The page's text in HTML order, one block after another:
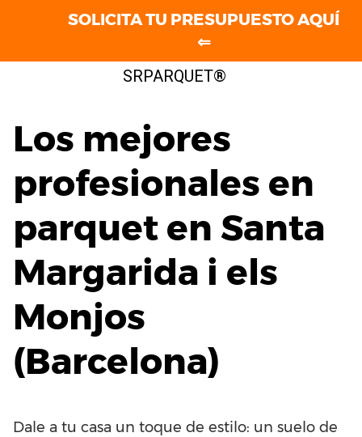
SRPARQUET®
Los mejores
profesionales en
parquet en Santa
Margarida i els
Monjos
(Barcelona)
Dale a tu casa un toque de estilo: un suelo de
SOLICITA TU PRESUPUESTO AQUÍ
⇐